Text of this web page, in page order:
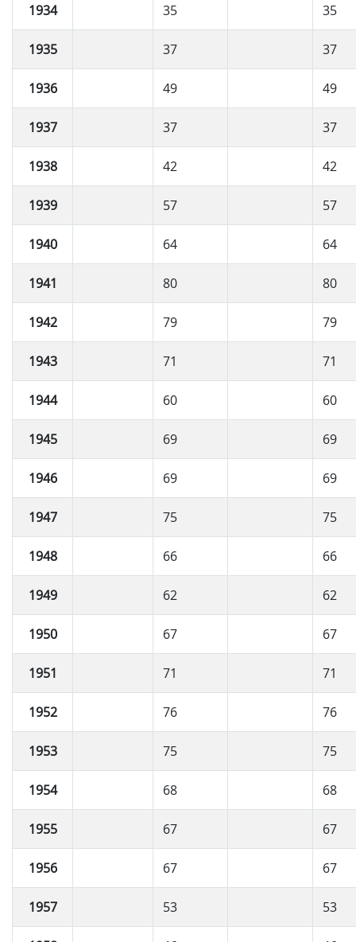
1934 35 35
1935 37 37
1936 49 49
1937 37 37
1938 42 42
1939 57 57
1940 64 64
1941 80 80
1942 79 79
1943 71 71
1944 60 60
1945 69 69
1946 69 69
1947 75 75
1948 66 66
1949 62 62
1950 67 67
1951 71 71
1952 76 76
1953 75 75
1954 68 68
1955 67 67
1956 67 67
1957 53 53